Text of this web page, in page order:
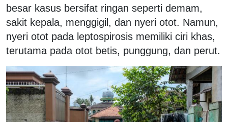
besar kasus bersifat ringan seperti demam,
sakit kepala, menggigil, dan nyeri otot. Namun,
nyeri otot pada leptospirosis memiliki ciri khas,
terutama pada otot betis, punggung, dan perut.